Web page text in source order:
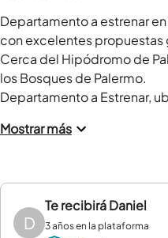
Departamento a estrenar
con excelentes
Cerca del Hipódromo de
los Bosques de Palermo.
Departamento a Estrenar,
Mostrar más
D
Te recibiráDaniel
3 años en la plataforma